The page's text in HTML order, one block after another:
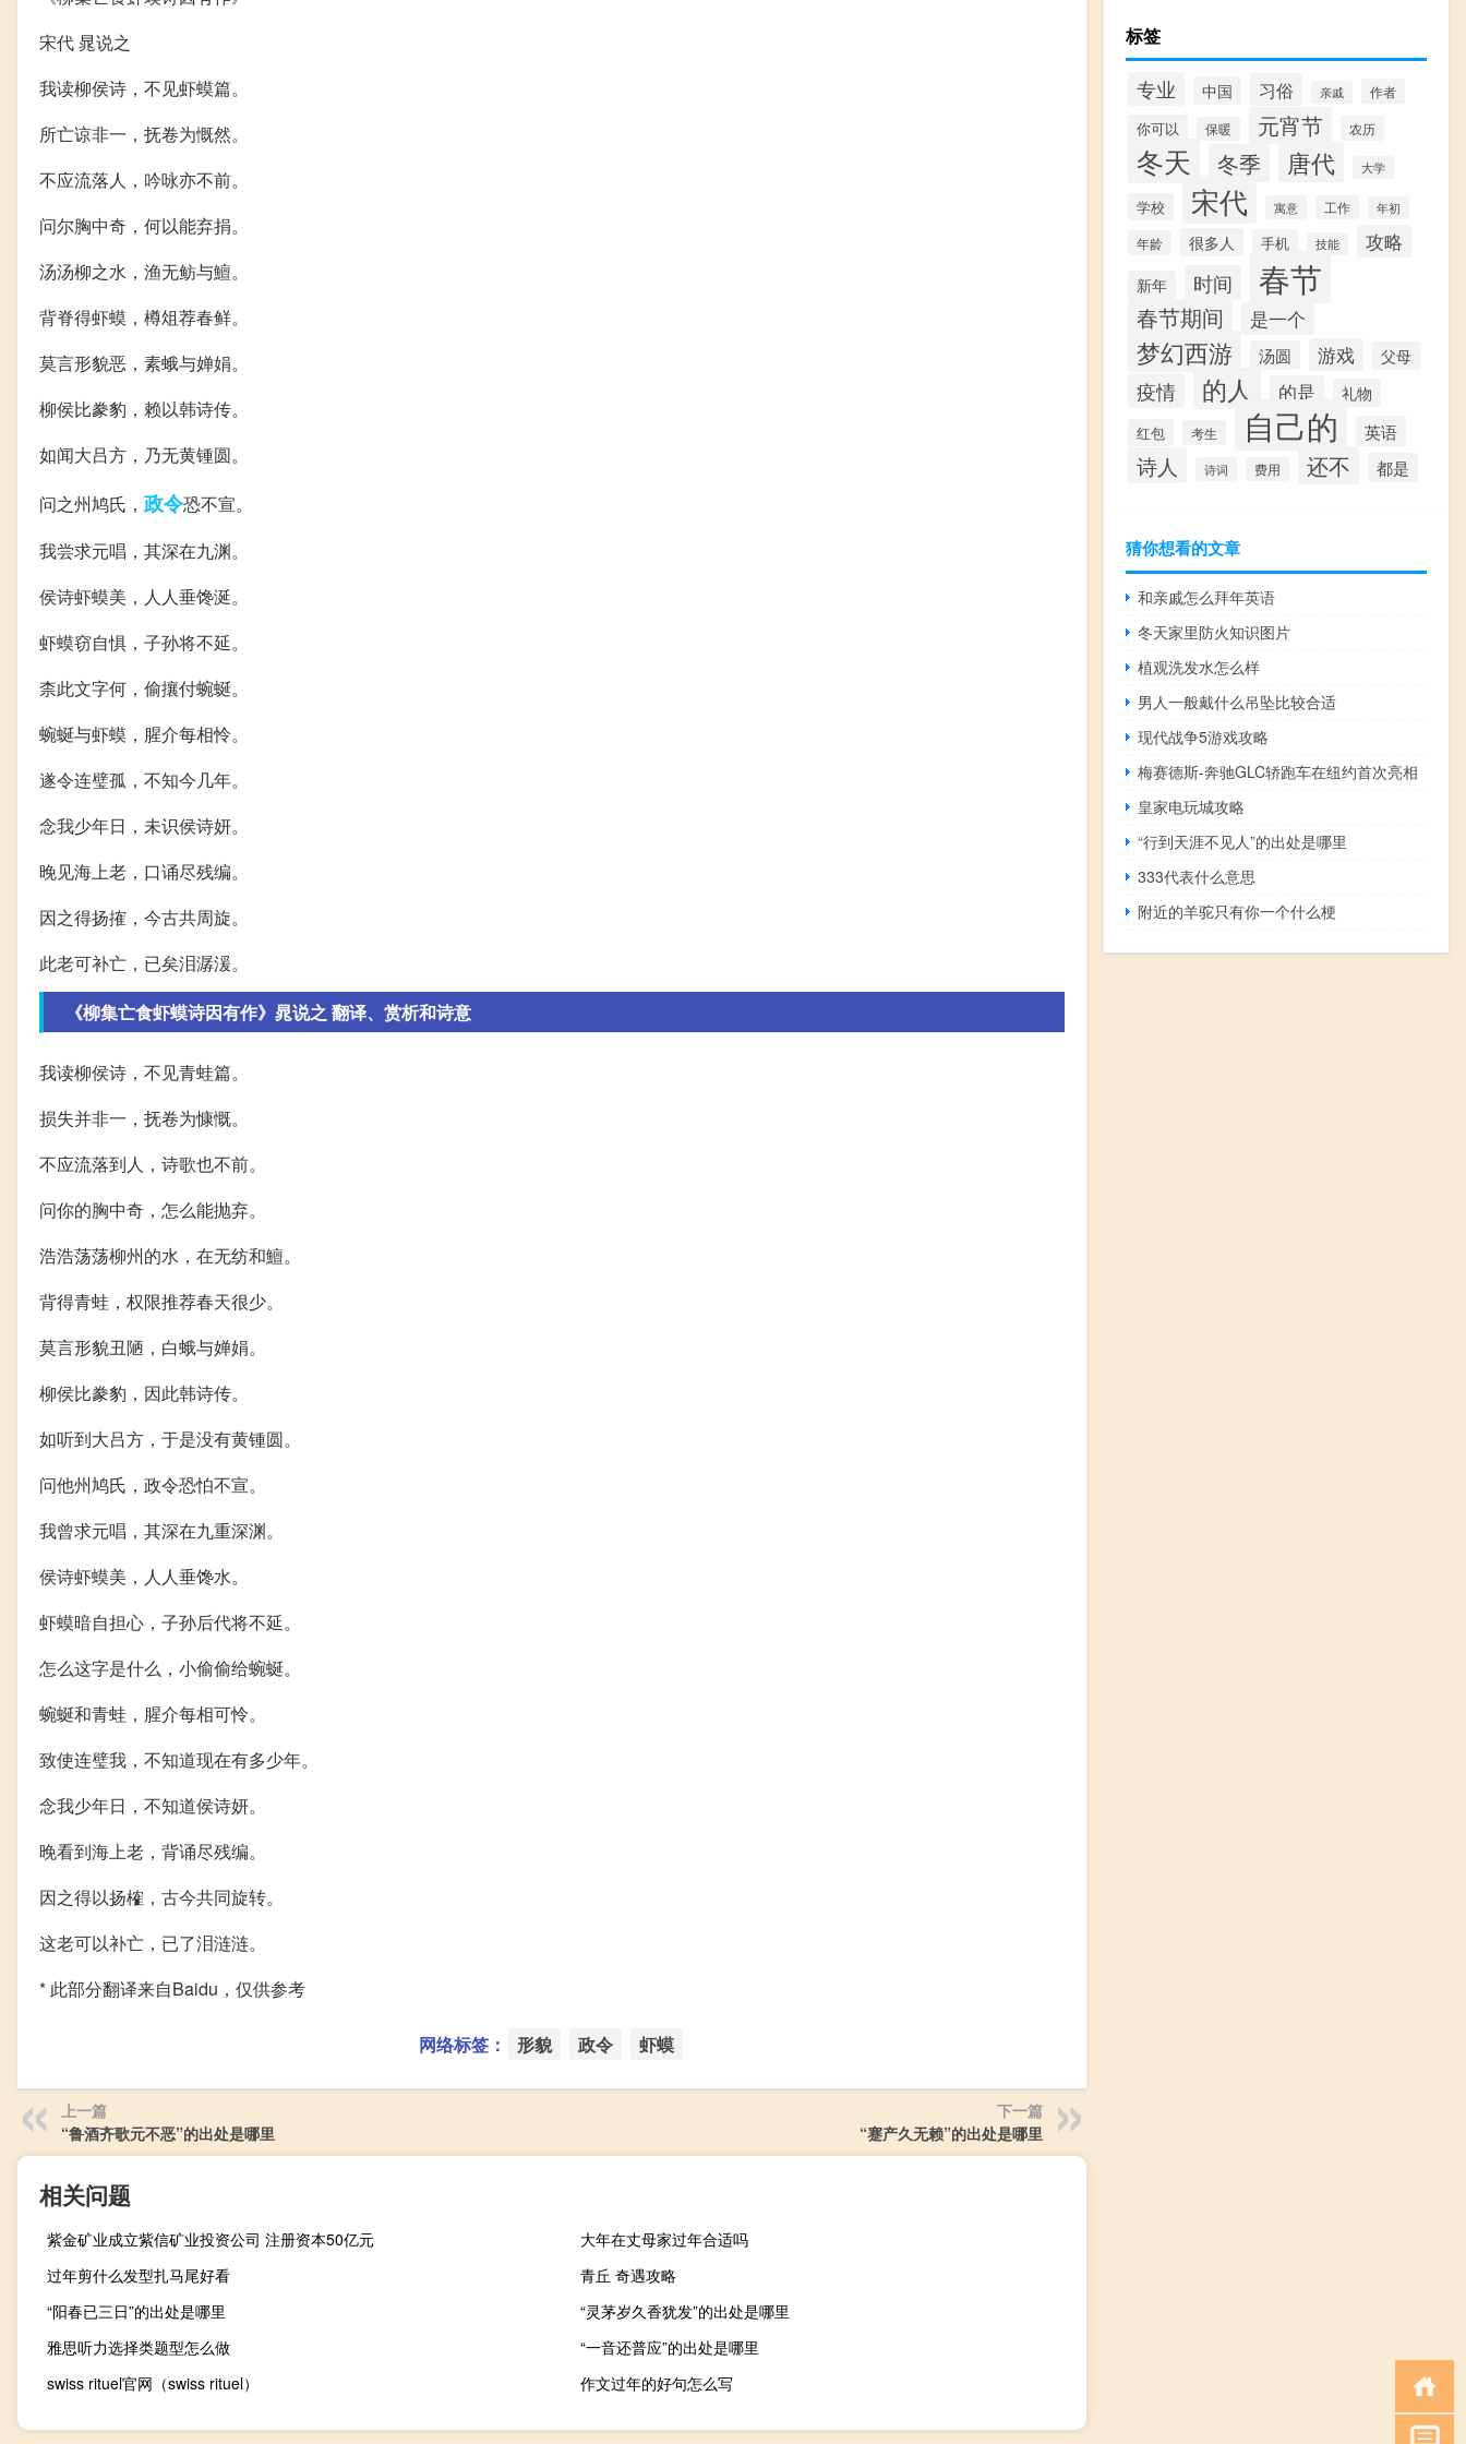
宋代 晁说之
我读柳侯诗，不见虾蟆篇。
所亡谅非一，抚卷为慨然。
不应流落人，吟咏亦不前。
问尔胸中奇，何以能弃捐。
汤汤柳之水，渔无鲂与鱣。
背脊得虾蟆，樽俎荐春鲜。
莫言形貌恶，素蛾与婵娟。
柳侯比豢豹，赖以韩诗传。
如闻大吕方，乃无黄锺圆。
问之州鸠氏， 政令恐不宣。
我尝求元唱，其深在九渊。
侯诗虾蟆美，人人垂馋涎。
虾蟆窃自惧，子孙将不延。
柰此文字何，偷攘付蜿蜒。
蜿蜒与虾蟆，腥介每相怜。
遂令连璧孤，不知今几年。
念我少年日，未识侯诗妍。
晚见海上老，口诵尽残编。
因之得扬搉，今古共周旋。
此老可补亡，已矣泪潺湲。
《柳集亡食虾蟆诗因有作》晁说之 翻译、赏析和诗意
我读柳侯诗，不见青蛙篇。
损失并非一，抚卷为慷慨。
不应流落到人，诗歌也不前。
问你的胸中奇，怎么能抛弃。
浩浩荡荡柳州的水，在无纺和鱣。
背得青蛙，权限推荐春天很少。
莫言形貌丑陋，白蛾与婵娟。
柳侯比豢豹，因此韩诗传。
如听到大吕方，于是没有黄锺圆。
问他州鸠氏，政令恐怕不宣。
我曾求元唱，其深在九重深渊。
侯诗虾蟆美，人人垂馋水。
虾蟆暗自担心，子孙后代将不延。
怎么这字是什么，小偷偷给蜿蜒。
蜿蜒和青蛙，腥介每相可怜。
致使连璧我，不知道现在有多少年。
念我少年日，不知道侯诗妍。
晚看到海上老，背诵尽残编。
因之得以扬榷，古今共同旋转。
这老可以补亡，已了泪涟涟。
* 此部分翻译来自Baidu，仅供参考
网络标签： 形貌 政令 虾蟆
上一篇
“鲁酒齐歌元不恶”的出处是哪里
下一篇
“蹇产久无赖”的出处是哪里
相关问题
紫金矿业成立紫信矿业投资公司 注册资本50亿元
大年在丈母家过年合适吗
过年剪什么发型扎马尾好看
青丘 奇遇攻略
“阳春已三日”的出处是哪里
“灵茅岁久香犹发”的出处是哪里
雅思听力选择类题型怎么做
“一音还普应”的出处是哪里
swiss rituel官网（swiss rituel）
作文过年的好句怎么写
标签
专业 中国 习俗 亲戚 作者
你可以 保暖 元宵节 农历
冬天 冬季 唐代 大学
学校 宋代 寓意 工作 年初
年龄 很多人 手机 技能 攻略
新年 时间 春节
春节期间 是一个
梦幻西游 汤圆 游戏 父母
疫情 的人 的是 礼物
红包 考生 自己的 英语
诗人 诗词 费用 还不 都是
猜你想看的文章
和亲戚怎么拜年英语
冬天家里防火知识图片
植观洗发水怎么样
男人一般戴什么吊坠比较合适
现代战争5游戏攻略
梅赛德斯-奔驰GLC轿跑车在纽约首次亮相
皇家电玩城攻略
“行到天涯不见人”的出处是哪里
333代表什么意思
附近的羊驼只有你一个什么梗